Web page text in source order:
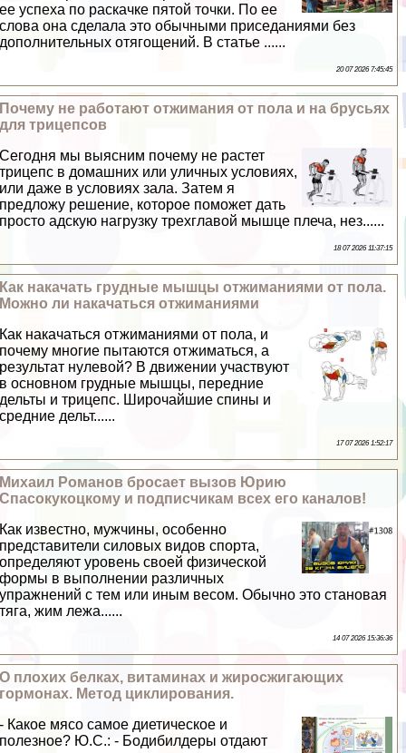
ее успеха по раскачке пятой точки. По ее
слова она сделала это обычными приседаниями без
дополнительных отягощений. В статье ......
20 07 2026 7:45:45
Почему не работают отжимания от пола и на брусьях
для трицепсов
Сегодня мы выясним почему не растет
трицепс в домашних или уличных условиях,
или даже в условиях зала. Затем я
предложу решение, которое поможет дать
просто адскую нагрузку трехглавой мышце плеча, нез......
18 07 2026 11:37:15
Как накачать грудные мышцы отжиманиями от пола.
Можно ли накачаться отжиманиями
Как накачаться отжиманиями от пола, и
почему многие пытаются отжиматься, а
результат нулевой? В движении участвуют
в основном грудные мышцы, передние
дельты и трицепс. Широчайшие спины и
средние дельт......
17 07 2026 1:52:17
Михаил Романов бросает вызов Юрию
Спасокукоцкому и подписчикам всех его каналов!
Как известно, мужчины, особенно
представители силовых видов спорта,
определяют уровень своей физической
формы в выполнении различных
упражнений с тем или иным весом. Обычно это становая
тяга, жим лежа......
14 07 2026 15:36:36
О плохих белках, витаминах и жиросжигающих
гормонах. Метод циклирования.
- Какое мясо самое диетическое и
полезное? Ю.С.: - Бодибилдеры отдают